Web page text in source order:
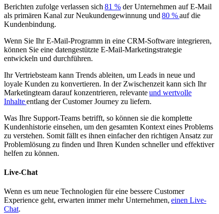
Berichten zufolge verlassen sich 81 % der Unternehmen auf E-Mail
als primären Kanal zur Neukundengewinnung und 80 %auf die
Kundenbindung.
Wenn Sie Ihr E-Mail-Programm in eine CRM-Software integrieren,
können Sie eine datengestützte E-Mail-Marketingstrategie
entwickeln und durchführen.
Ihr Vertriebsteam kann Trends ableiten, um Leads in neue und
loyale Kunden zu konvertieren. In der Zwischenzeit kann sich Ihr
Marketingteam darauf konzentrieren, relevanteund wertvolle
Inhalteentlang der Customer Journey zu liefern.
Was Ihre Support-Teams betrifft, so können sie die komplette
Kundenhistorie einsehen, um den gesamten Kontext eines Problems
zu verstehen. Somit fällt es ihnen einfacher den richtigen Ansatz zur
Problemlösung zu finden und Ihren Kunden schneller und effektiver
helfen zu können.
Live-Chat
Wenn es um neue Technologien für eine bessere Customer
Experience geht, erwarten immer mehr Unternehmen, einen Live-
Chat.